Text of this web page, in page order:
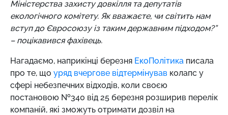
Міністерства захисту довкілля та депутатів
екологічного комітету. Як вважаєте, чи світить нам
вступ до Євросоюзу із таким державним підходом?”
– поцікавився фахівець.
Нагадаємо, наприкінці березня ЕкоПолітика писала
про те, що уряд вчергове відтермінував колапс у
сфері небезпечних відходів, коли своєю
постановою №340 від 25 березня розширив перелік
компаній, які зможуть отримати дозвіл на